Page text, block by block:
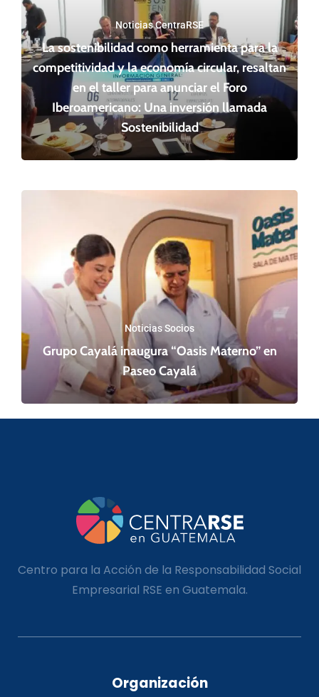
Noticias CentraRSE
La sostenibilidad como herramienta para la
competitividad y la economía circular, resaltan
en el taller para anunciar el Foro
Iberoamericano: Una inversión llamada
Sostenibilidad
Noticias Socios
Grupo Cayalá inaugura “Oasis Materno” en
Paseo Cayalá
Centro para la Acción de la Responsabilidad Social
Empresarial RSE en Guatemala.
Organización